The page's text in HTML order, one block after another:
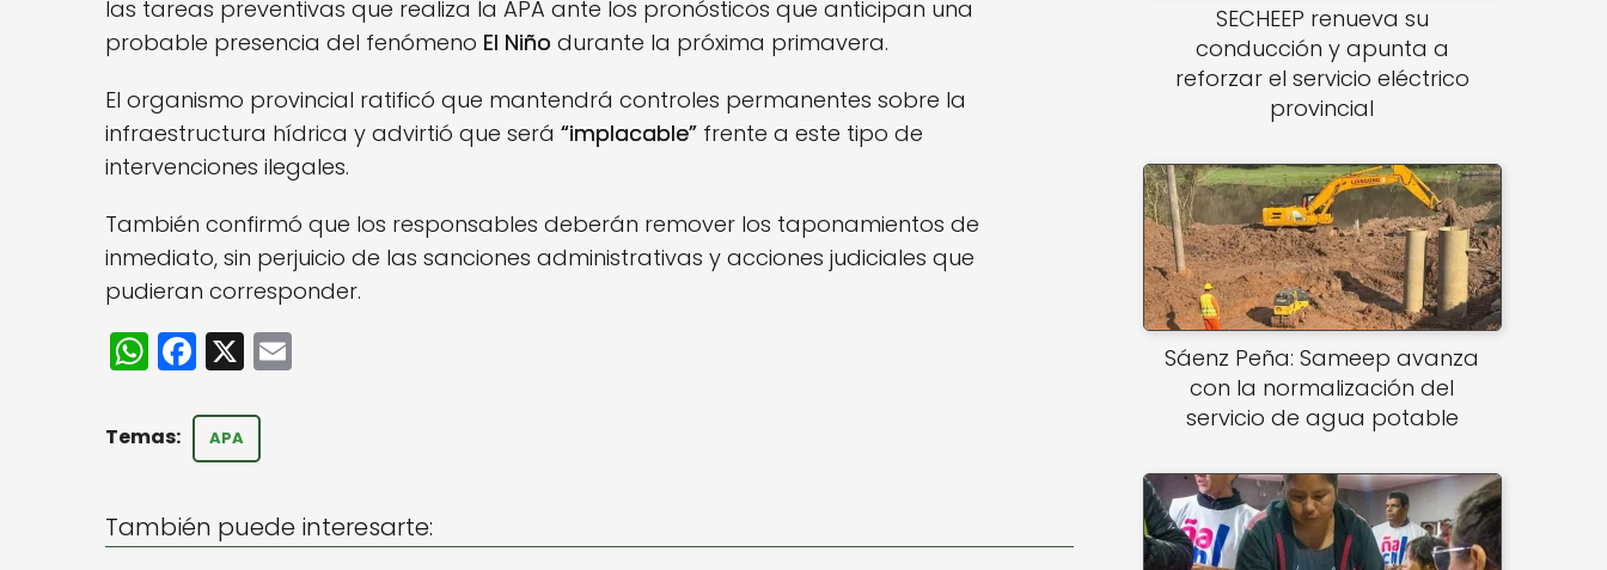
las tareas preventivas que realiza la APA ante los pronósticos que anticipan una
probable presencia del fenómeno El Niño durante la próxima primavera.
El organismo provincial ratificó que mantendrá controles permanentes sobre la
infraestructura hídrica y advirtió que será “implacable” frente a este tipo de
intervenciones ilegales.
También confirmó que los responsables deberán remover los taponamientos de
inmediato, sin perjuicio de las sanciones administrativas y acciones judiciales que
pudieran corresponder.
W
h
a
A
p
F
a
c
e
o
X
APA
También puede interesarte:
SECHEEP renueva su
conducción y apunta a
reforzar el servicio eléctrico
provincial
Sáenz Peña: Sameep avanza
con la normalización del
servicio de agua potable